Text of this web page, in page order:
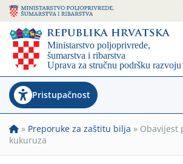
Pristupačnost
» Preporuke za zaštitu bilja » Obavijest
kukuruza